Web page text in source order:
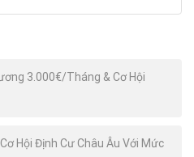
3.000€/Tháng & Cơ Hội
Hội Định Cư Châu Âu Với Mức